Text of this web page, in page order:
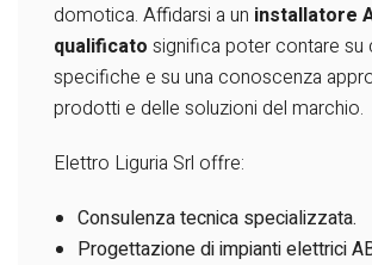
domotica. Affidarsi a un installatore
qualificato significa poter contare
specifiche e su una conoscenza
prodotti e delle soluzioni del marchio.
Elettro Liguria Srl offre:
Consulenza tecnica specializzata.
Progettazione di impianti elettrici